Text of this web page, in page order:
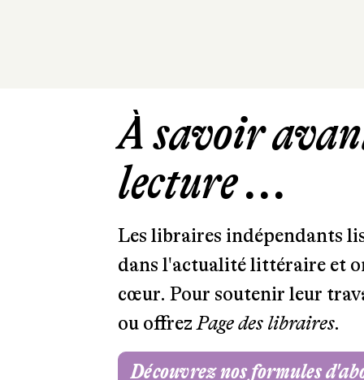
À savoir
lecture ...
Les libraires indépendants
dans l'actualité littéraire et
cœur. Pour soutenir leur
ou offrezPage des libraires.
Découvrez nos formules